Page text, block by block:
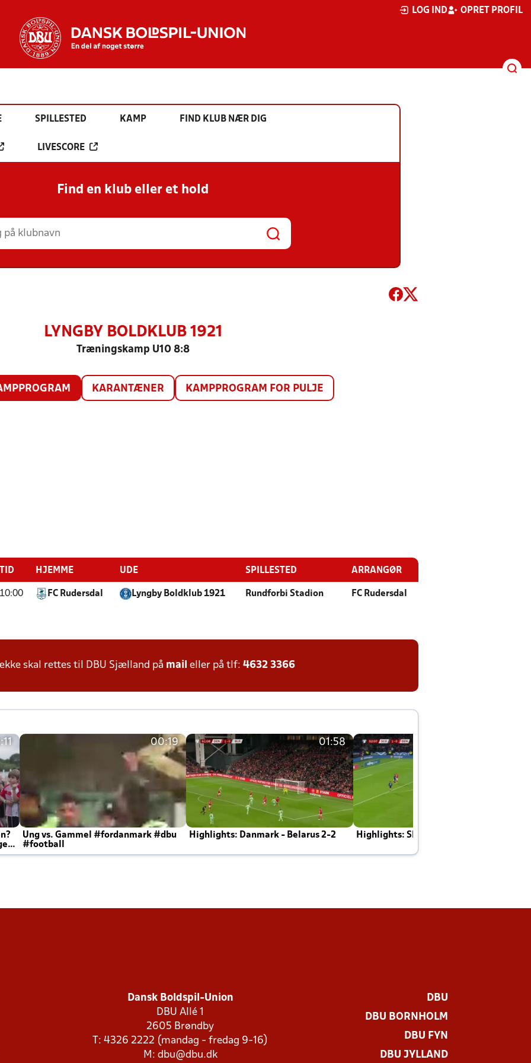
LOG IND OPRET PROFIL
SPILLESTED KAMP FIND KLUB NÆR DIG
LIVESCORE
Find en klub eller et hold
LYNGBY BOLDKLUB 1921
Træningskamp U10 8:8
KARANTÆNER KAMPPROGRAM FOR PULJE
TID HJEMME UDE SPILLESTED ARRANGØR
10:00 FC Rudersdal Lyngby Boldklub 1921 Rundforbi Stadion FC Rudersdal
skal rettes til DBU Sjælland på mail eller på tlf: 4632 3366
00:19
Ung vs. Gammel #fordanmark #dbu
#football
01:58
Highlights: Danmark - Belarus 2-2 Highlights: Skotland - Danmark 4-2
Dansk Boldspil-Union
DBU Allé 1
2605 Brøndby
T: 4326 2222 (mandag - fredag 9-16)
M: dbu@dbu.dk
DBU
DBU BORNHOLM
DBU FYN
DBU JYLLAND